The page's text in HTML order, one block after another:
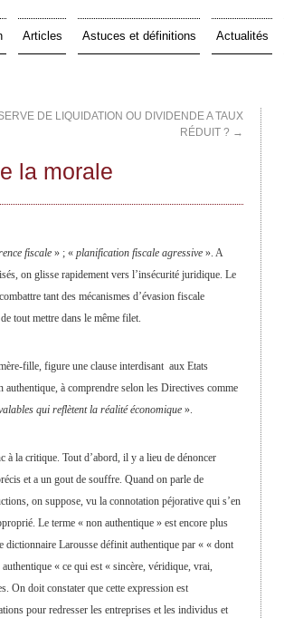
Articles Astuces et définitions Actualités
DE LIQUIDATION OU DIVIDENDE A TAUX
RÉDUIT ? →
la morale
fiscale » ; « planification fiscale agressive ». A
on glisse rapidement vers l’insécurité juridique. Le
tant des mécanismes d’évasion fiscale
tout mettre dans le même filet.
fille, figure une clause interdisant aux Etats
authentique, à comprendre selon les Directives comme
qui reflètent la réalité économique ».
à la critique. Tout d’abord, il y a lieu de dénoncer
et a un gout de souffre. Quand on parle de
on suppose, vu la connotation péjorative qui s’en
Le terme « non authentique » est encore plus
dictionnaire Larousse définit authentique par « « dont
« ce qui est « sincère, véridique, vrai,
On doit constater que cette expression est
pour redresser les entreprises et les individus et